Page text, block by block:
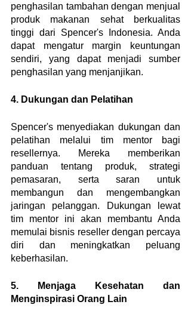
penghasilan tambahan dengan menjual
produk makanan sehat berkualitas
tinggi dari Spencer's Indonesia. Anda
dapat mengatur margin keuntungan
sendiri, yang dapat menjadi sumber
penghasilan yang menjanjikan.
4. Dukungan dan Pelatihan
Spencer's menyediakan dukungan dan
pelatihan melalui tim mentor bagi
resellernya. Mereka memberikan
panduan tentang produk, strategi
pemasaran, serta saran untuk
membangun dan mengembangkan
jaringan pelanggan. Dukungan lewat
tim mentor ini akan membantu Anda
memulai bisnis reseller dengan percaya
diri dan meningkatkan peluang
keberhasilan.
5. Menjaga Kesehatan dan
Menginspirasi Orang Lain